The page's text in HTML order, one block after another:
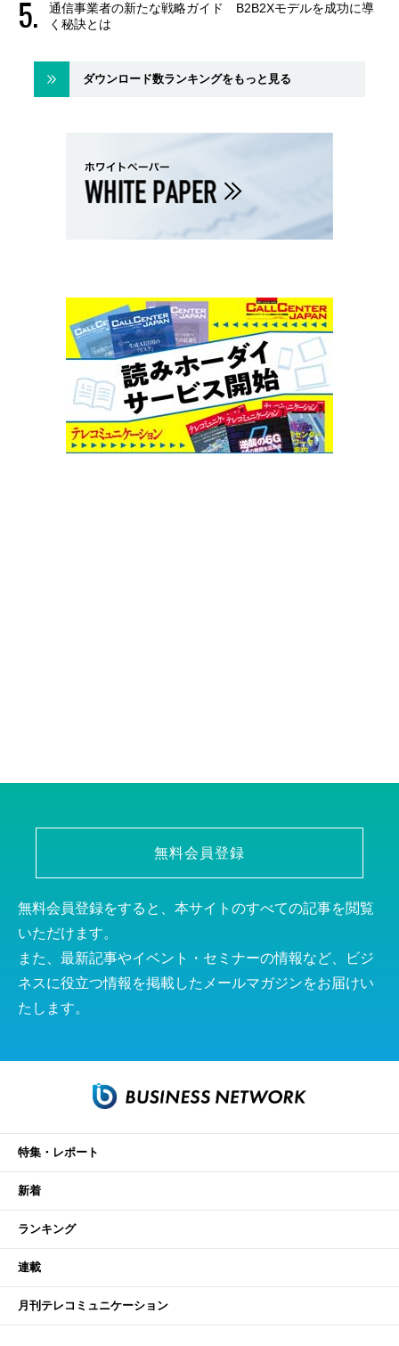
通信事業者の新たな戦略ガイド B2B2Xモデルを成功に導
く秘訣とは
ダウンロード数ランキングをもっと見る
無料会員登録
無料会員登録をすると、本サイトのすべての記事を閲覧
いただけます。
また、最新記事やイベント・セミナーの情報など、ビジ
ネスに役立つ情報を掲載したメールマガジンをお届けい
たします。
特集・レポート
新着
ランキング
連載
月刊テレコミュニケーション